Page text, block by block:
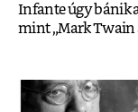
Infante úgy bánik
mint „Mark Twain